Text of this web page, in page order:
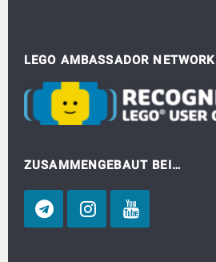
LEGO AMBASSADOR NETWORK
ZUSAMMENGEBAUT BEI…